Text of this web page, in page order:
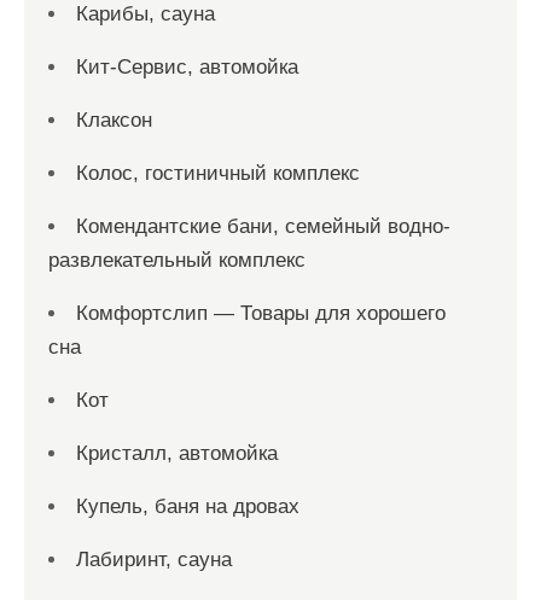
Карибы, сауна
Кит-Сервис, автомойка
Клаксон
Колос, гостиничный комплекс
Комендантские бани, семейный водно-
развлекательный комплекс
Комфортслип — Товары для хорошего
сна
Кот
Кристалл, автомойка
Купель, баня на дровах
Лабиринт, сауна